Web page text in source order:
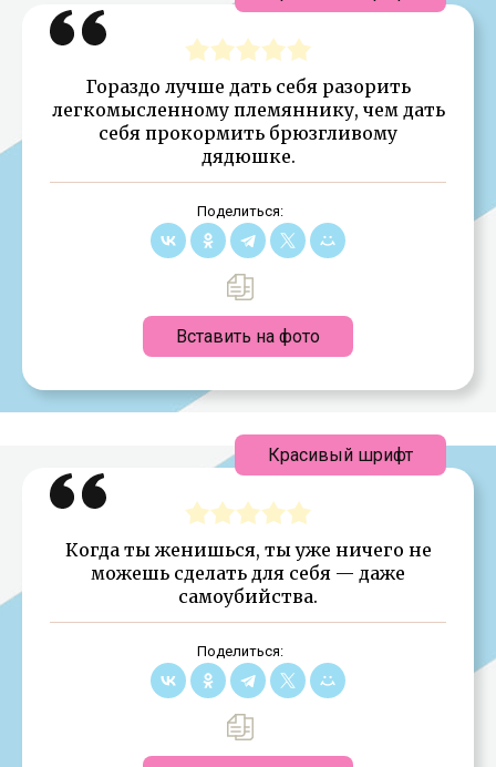
Гораздо лучше дать себя разорить
легкомысленному племяннику, чем дать
себя прокормить брюзгливому
дядюшке.
Поделиться:
Вставить на фото
Когда ты женишься, ты уже ничего не
можешь сделать для себя — даже
самоубийства.
Поделиться:
Красивый шрифт